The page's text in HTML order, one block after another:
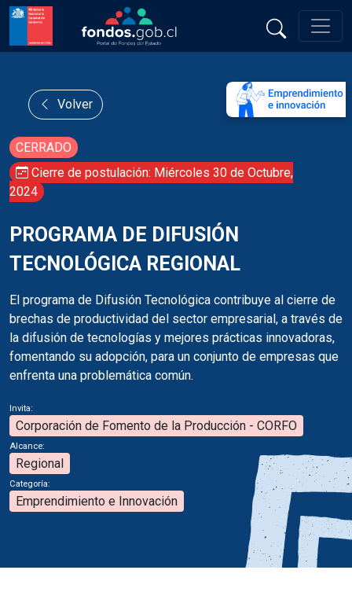
Volver
CERRADO
Cierre de postulación: Miércoles 30 de Octubre,
2024
PROGRAMA DE DIFUSIÓN
TECNOLÓGICA REGIONAL
El programa de Difusión Tecnológica contribuye al cierre de
brechas de productividad del sector empresarial, a través de
la difusión de tecnologías y mejores prácticas innovadoras,
fomentando su adopción, para un conjunto de empresas que
enfrenta una problemática común.
Invita:
Corporación de Fomento de la Producción - CORFO
Alcance:
Regional
Categoría:
Emprendimiento e Innovación